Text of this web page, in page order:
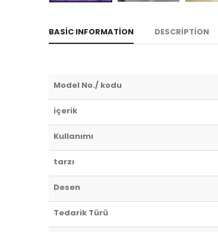
BASIC INFORMATION DESCRIPTION
Model No./ kodu
içerik
Kullanımı
tarzı
Desen
Tedarik Türü